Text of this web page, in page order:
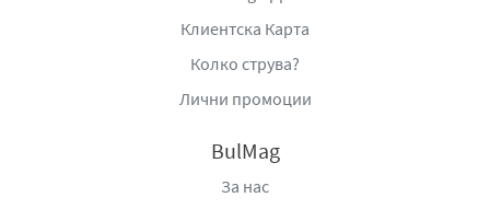
Клиентска Карта
Колко струва?
Лични промоции
BulMag
За нас